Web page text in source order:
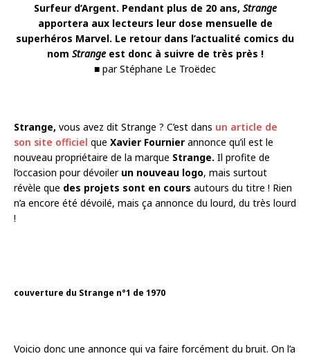
Surfeur d’Argent. Pendant plus de 20 ans, Strange
apportera aux lecteurs leur dose mensuelle de
superhéros Marvel. Le retour dans l’actualité comics du
nom Strangeest donc à suivre de très près !
■ par Stéphane Le Troëdec
Strange, vous avez dit Strange ? C’est dans un article de
son site officiel que Xavier Fournier annonce qu’il est le
nouveau propriétaire de la marque Strange. Il profite de
l’occasion pour dévoiler un nouveau logo, mais surtout
révèle que des projets sont en cours autours du titre ! Rien
n’a encore été dévoilé, mais ça annonce du lourd, du très lourd
!
couverture du Strange n°1 de 1970
Voicio donc une annonce qui va faire forcément du bruit. On l’a